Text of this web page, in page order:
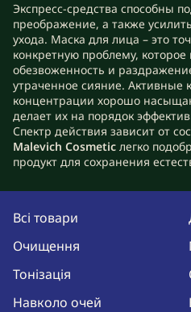
Экспресс-средства способны
преображение, а также
ухода. Маска для лица – это
конкретную проблему, которое
обезвоженность и
утраченное сияние. Активные
концентрации хорошо
делает их на порядок
Спектр действия зависит от
Malevich Cosmetic легко
продукт для сохранения
Зачем нужны
в уходе за кожей
Это не замена базовому уходу,
за одно применение, что дает
преобразиться быстро и без
Всі товари
Очищення
Тонізація
Навколо очей